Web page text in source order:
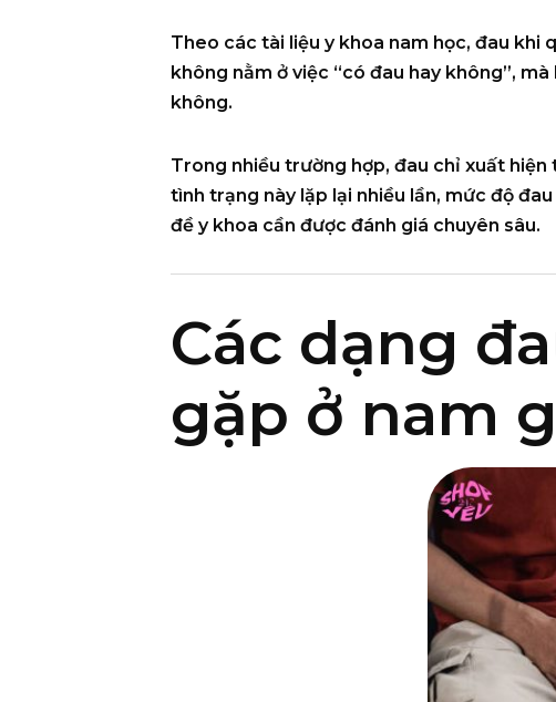
Theo các tài liệu y khoa nam học, đau khi
không nằm ở việc “có đau hay không”, mà
không.
Trong nhiều trường hợp, đau chỉ xuất
tình trạng này lặp lại nhiều lần, mức độ
đề y khoa cần được đánh giá chuyên sâu.
Các dạng
gặp ở nam